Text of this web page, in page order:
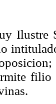
Ilustre
filio